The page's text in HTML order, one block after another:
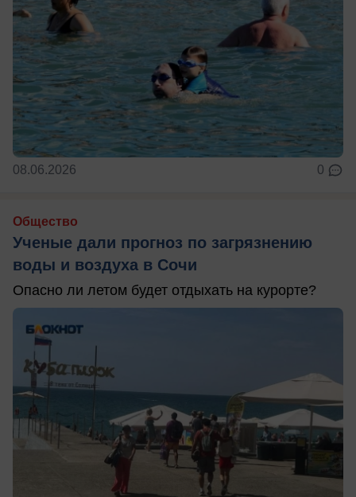
08.06.2026 0
Общество
Ученые дали прогноз по загрязнению
воды и воздуха в Сочи
Опасно ли летом будет отдыхать на курорте?